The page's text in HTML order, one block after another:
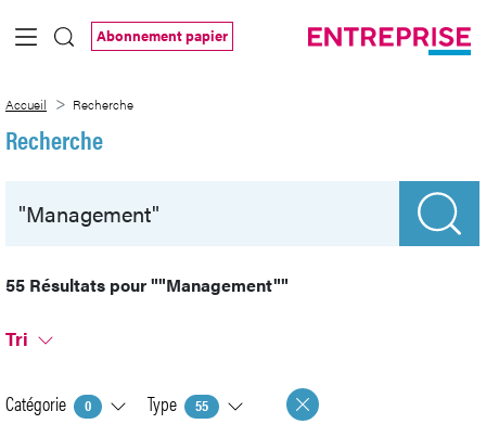
Saut au contenu principal
Abonnement papier
Accueil Recherche
Recherche
55 Résultats pour""Management""
Tri
Catégorie 0 Type 55